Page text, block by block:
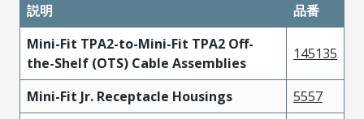
説明
品番
Mini-Fit TPA2-to-Mini-Fit TPA2 Off-
the-Shelf (OTS) Cable Assemblies
145135
Mini-Fit Jr. Receptacle Housings
5557